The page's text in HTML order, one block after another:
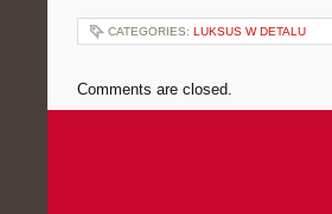
CATEGORIES: LUKSUS W DETALU
Comments are closed.